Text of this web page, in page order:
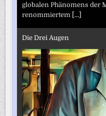
globalen Phänomens der
renommiertem [...]
Die Drei Augen